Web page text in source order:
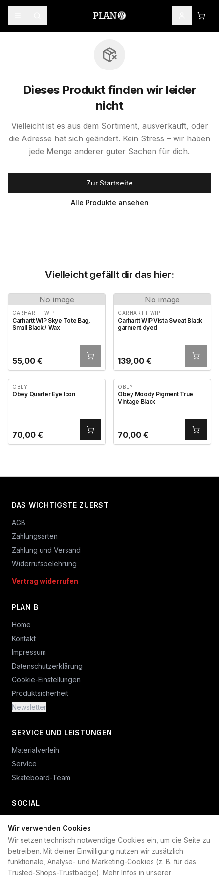
Wir verwenden Cookies
Wir setzen technisch notwendige Cookies ein, um die Seite zu
betreiben. Mit deiner Einwilligung nutzen wir zusätzlich
funktionale, Analyse- und Marketing-Cookies (z. B. für das
Trusted-Shops-Trustbadge). Mehr Infos in unserer
Dieses Produkt finden wir leider
nicht
Vielleicht ist es aus dem Sortiment, ausverkauft, oder
die Adresse hat sich geändert. Kein Stress – wir haben
jede Menge anderer guter Sachen für dich.
Zur Startseite
Alle Produkte ansehen
Vielleicht gefällt dir das hier:
No image
CARHARTT WIP
Carhartt WIP Skye Tote Bag,
Small Black / Wax
55,00 €
No image
CARHARTT WIP
Carhartt WIP Vista Sweat Black
garment dyed
139,00 €
OBEY
Obey Quarter Eye Icon
70,00 €
OBEY
Obey Moody Pigment True
Vintage Black
70,00 €
DAS WICHTIGSTE ZUERST
AGB
Zahlungsarten
Zahlung und Versand
Widerrufsbelehrung
Vertrag widerrufen
PLAN B
Home
Kontakt
Impressum
Datenschutzerklärung
Cookie-Einstellungen
Produktsicherheit
Newsletter
SERVICE UND LEISTUNGEN
Materialverleih
Service
Skateboard-Team
SOCIAL
+49 234 687 00 38
shop@plan-b-funsport.de
Sichere Zahlung mit: